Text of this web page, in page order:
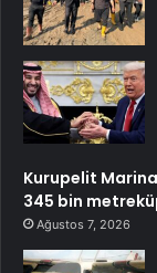
Kurupelit
345 bin
Ağustos 7, 2026